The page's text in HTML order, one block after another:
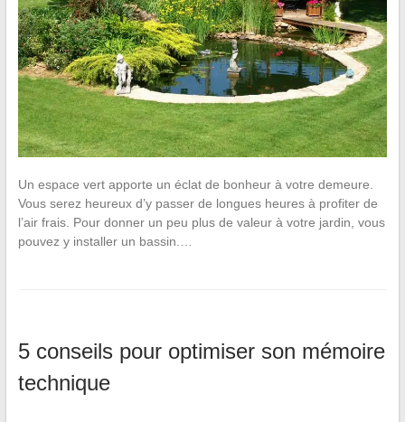
Un espace vert apporte un éclat de bonheur à votre demeure.
Vous serez heureux d’y passer de longues heures à profiter de
l’air frais. Pour donner un peu plus de valeur à votre jardin, vous
pouvez y installer un bassin.…
5 conseils pour optimiser son mémoire
technique